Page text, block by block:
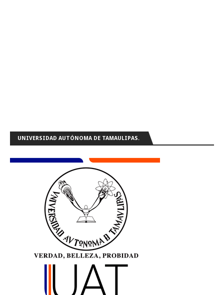
UNIVERSIDAD AUTÓNOMA DE TAMAULIPAS.